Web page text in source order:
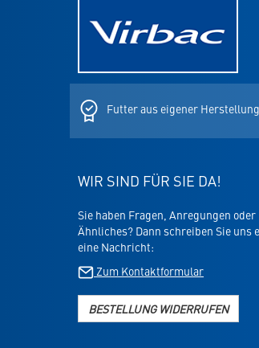
Futter aus eigener Herstellung
WIR SIND FÜR SIE DA!
Sie haben Fragen, Anregungen oder
Ähnliches? Dann schreiben Sie uns
eine Nachricht:
Zum Kontaktformular
BESTELLUNG WIDERRUFEN